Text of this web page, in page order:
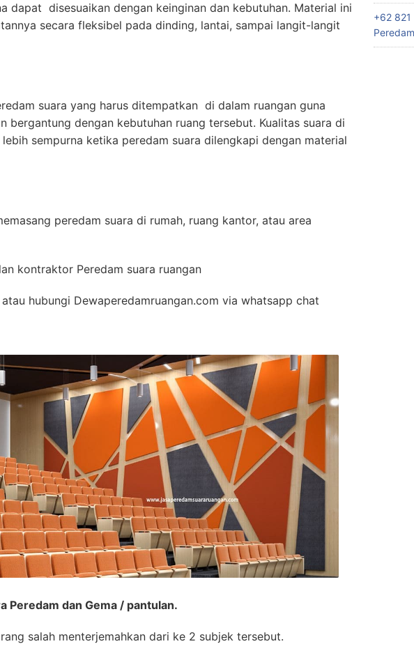
dapat disesuaikan dengan keinginan dan kebutuhan. Material ini
secara fleksibel pada dinding, lantai, sampai langit-langit
suara yang harus ditempatkan di dalam ruangan guna
bergantung dengan kebutuhan ruang tersebut. Kualitas suara di
sempurna ketika peredam suara dilengkapi dengan material
peredam suara di rumah, ruang kantor, atau area
kontraktor Peredam suara ruangan
atau hubungi Dewaperedamruangan.com via whatsapp chat
Peredam dan Gema / pantulan.
salah menterjemahkan dari ke 2 subjek tersebut.
+62